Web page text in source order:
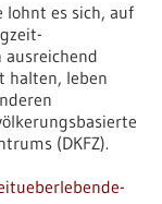
lohnt es sich, auf
ausreichend
halten, leben
(DKFZ).